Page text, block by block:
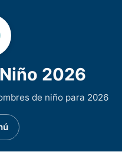
2026
de niño para 2026